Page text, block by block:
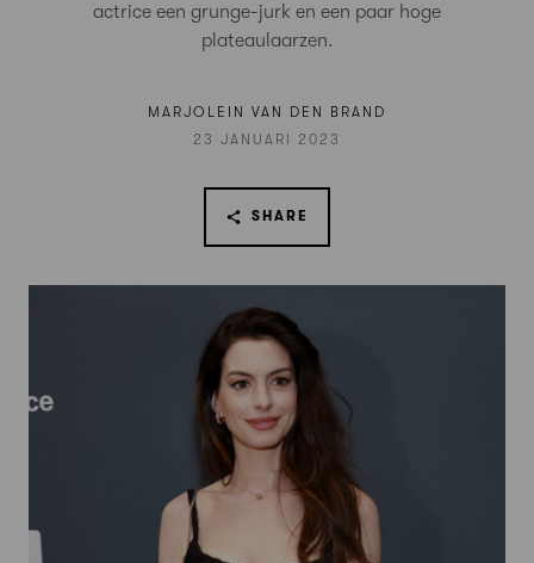
actrice een grunge-jurk en een paar hoge
plateaulaarzen.
MARJOLEIN VAN DEN BRAND
23 JANUARI 2023
SHARE